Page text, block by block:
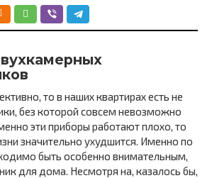
то в наших квартирах есть не
без которой совсем невозможно
эти приборы работают плохо, то
значительно ухудшится. Именно по
быть особенно внимательным,
для дома. Несмотря на, казалось бы,